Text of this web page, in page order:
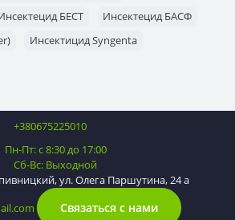
БЕСТ
Инсектецид БАСФ
Инсектицид Syngenta
+380675225010
Пн-Пт: с 8:30 до 17:00
Сб-Вс: Выходной
ул. Олега Паршутина, 24 а
Связаться с нами